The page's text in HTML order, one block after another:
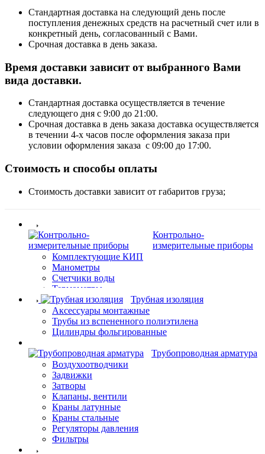
Стандартная доставка на следующий день после
поступления денежных средств на расчетный счет или в
конкретный день, согласованный с Вами.
Срочная доставка в день заказа.
Время доставки зависит от выбранного Вами
вида доставки.
Стандартная доставка осуществляется в течение
следующего дня с 9:00 до 21:00.
Срочная доставка в день заказа доставка осуществляется
в течении 4-х часов после оформления заказа при
условии оформления заказа с 09:00 до 17:00.
Стоимость и способы оплаты
Стоимость доставки зависит от габаритов груза;
Контрольно-
измерительные приборы
Комплектующие КИП
Манометры
Счетчики воды
Термометры
Трубная изоляция
Аксессуары монтажные
Трубы из вспененного полиэтилена
Цилиндры фольгированные
Трубопроводная арматура
Воздухоотводчики
Задвижки
Затворы
Клапаны, вентили
Краны латунные
Краны стальные
Регуляторы давления
Фильтры